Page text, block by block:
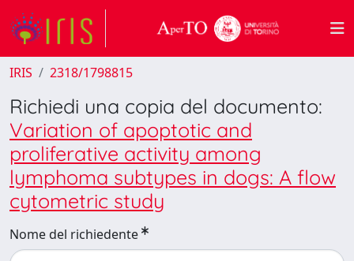
IRIS 2318/1798815
Richiedi una copia del documento:
Variation of apoptotic and
proliferative activity among
lymphoma subtypes in dogs: A flow
cytometric study
Nome del richiedente